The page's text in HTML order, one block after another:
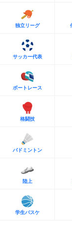
独立リーグ
サッカー代表
ボートレース
格闘技
バドミントン
陸上
学生バスケ